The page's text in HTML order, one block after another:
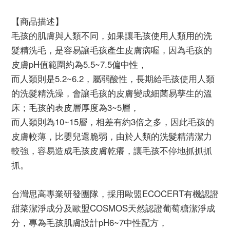
【商品描述】
毛孩的肌膚與人類不同，如果讓毛孩使用人類用的洗
髮精洗毛，是容易讓毛孩產生皮膚病喔，因為毛孩的
皮膚pH值範圍約為5.5~7.5偏中性，
而人類則是5.2~6.2，屬弱酸性，長期給毛孩使用人類
的洗髮精洗澡，會讓毛孩的皮膚變成細菌易孳生的溫
床；毛孩的表皮層厚度為3~5層，
而人類則為10~15層，相差有約3倍之多，因此毛孩的
皮膚較薄，比嬰兒還脆弱，由於人類的洗髮精清潔力
較強，容易造成毛孩皮膚乾癢，讓毛孩不停地抓抓抓
抓。
台灣思高專業研發團隊，採用歐盟ECOCERT有機認證
甜菜潔淨成分及歐盟COSMOS天然認證葡萄糖潔淨成
分，專為毛孩肌膚設計pH6~7中性配方，